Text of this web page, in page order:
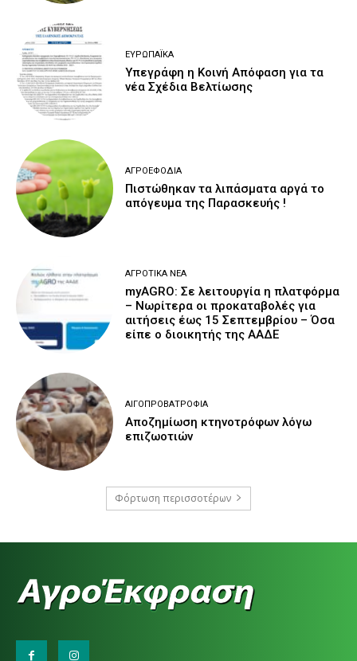
ΕΥΡΩΠΑΪΚΆ
Υπεγράφη η Κοινή Απόφαση για τα
νέα Σχέδια Βελτίωσης
ΑΓΡΟΕΦΌΔΙΑ
Πιστώθηκαν τα λιπάσματα αργά το
απόγευμα της Παρασκευής !
ΑΓΡΟΤΙΚΆ ΝΈΑ
myAGRO: Σε λειτουργία η πλατφόρμα
– Νωρίτερα οι προκαταβολές για
αιτήσεις έως 15 Σεπτεμβρίου – Όσα
είπε ο διοικητής της ΑΑΔΕ
ΑΙΓΟΠΡΟΒΑΤΡΟΦΊΑ
Αποζημίωση κτηνοτρόφων λόγω
επιζωοτιών
Φόρτωση περισσοτέρων